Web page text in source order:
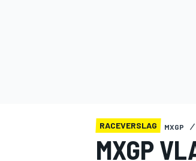
RACEVERSLAG MXGP
MXGP